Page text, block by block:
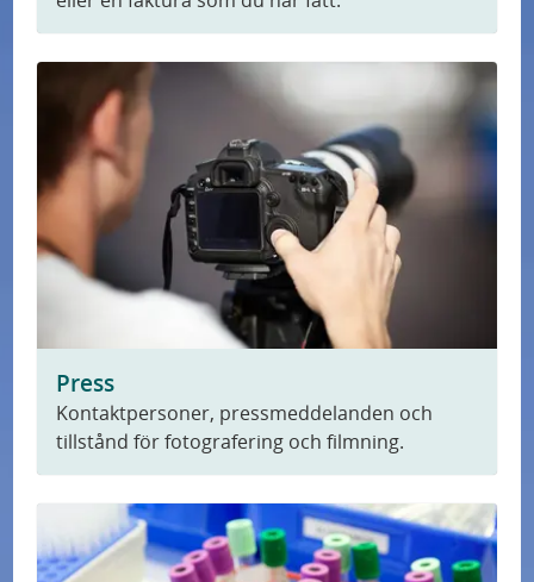
Press
Kontaktpersoner, pressmeddelanden och
tillstånd för fotografering och filmning.